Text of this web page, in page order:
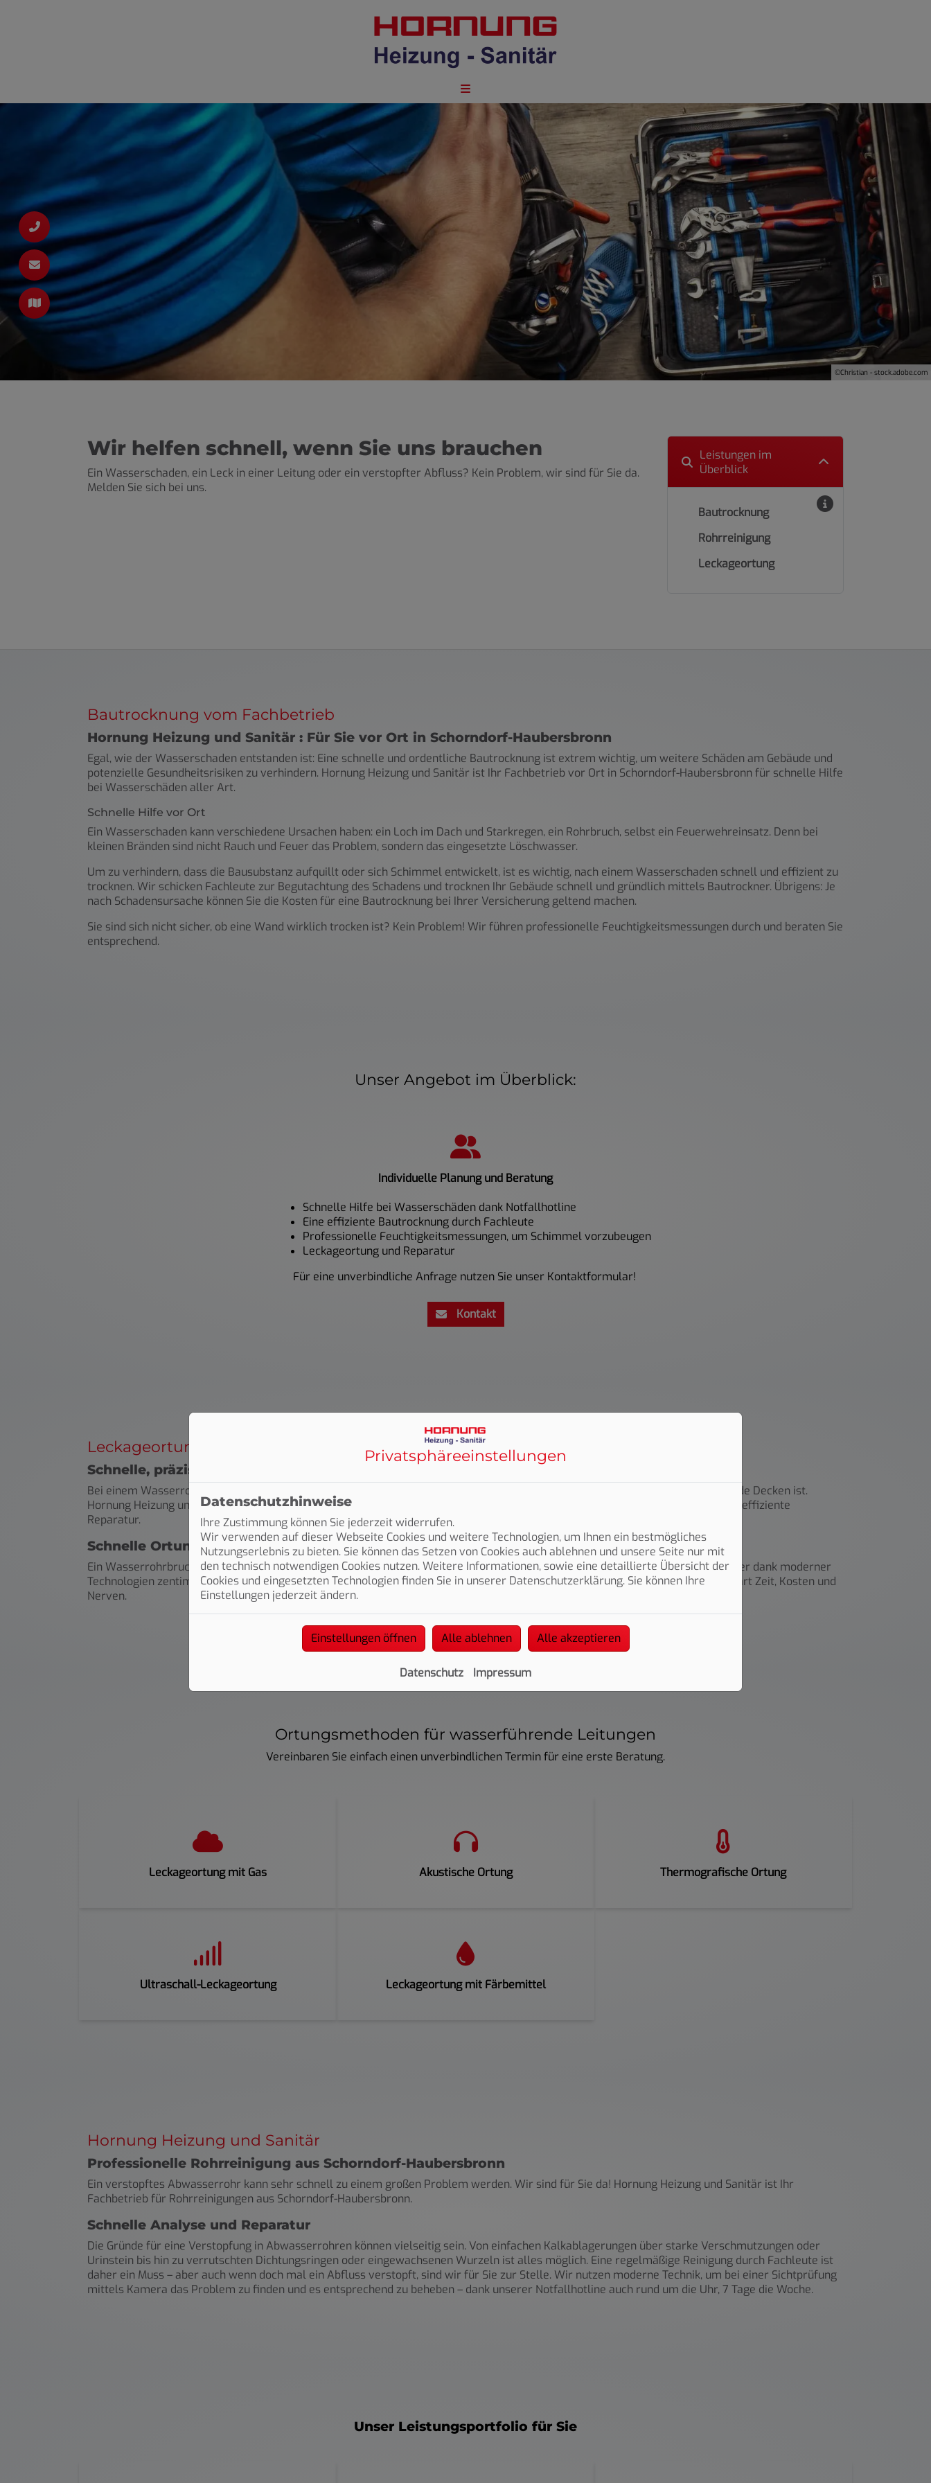
©Christian - stock.adobe.com
Wir helfen schnell, wenn Sie uns brauchen
Ein Wasserschaden, ein Leck in einer Leitung oder ein verstopfter Abfluss? Kein Problem, wir sind für Sie da.
Melden Sie sich bei uns.
Leistungen im
Überblick
Bautrocknung
Rohrreinigung
Leckageortung
Bautrocknung vom Fachbetrieb
Hornung Heizung und Sanitär : Für Sie vor Ort in Schorndorf-Haubersbronn
Egal, wie der Wasserschaden entstanden ist: Eine schnelle und ordentliche Bautrocknung ist extrem wichtig, um weitere Schäden am Gebäude und
potenzielle Gesundheitsrisiken zu verhindern. Hornung Heizung und Sanitär ist Ihr Fachbetrieb vor Ort in Schorndorf-Haubersbronn für schnelle Hilfe
bei Wasserschäden aller Art.
Schnelle Hilfe vor Ort
Ein Wasserschaden kann verschiedene Ursachen haben: ein Loch im Dach und Starkregen, ein Rohrbruch, selbst ein Feuerwehreinsatz. Denn bei
kleinen Bränden sind nicht Rauch und Feuer das Problem, sondern das eingesetzte Löschwasser.
Um zu verhindern, dass die Bausubstanz aufquillt oder sich Schimmel entwickelt, ist es wichtig, nach einem Wasserschaden schnell und effizient zu
trocknen. Wir schicken Fachleute zur Begutachtung des Schadens und trocknen Ihr Gebäude schnell und gründlich mittels Bautrockner. Übrigens: Je
nach Schadensursache können Sie die Kosten für eine Bautrocknung bei Ihrer Versicherung geltend machen.
Sie sind sich nicht sicher, ob eine Wand wirklich trocken ist? Kein Problem! Wir führen professionelle Feuchtigkeitsmessungen durch und beraten Sie
entsprechend.
Unser Angebot im Überblick:
Individuelle Planung und Beratung
Schnelle Hilfe bei Wasserschäden dank Notfallhotline
Eine effiziente Bautrocknung durch Fachleute
Professionelle Feuchtigkeitsmessungen, um Schimmel vorzubeugen
Leckageortung und Reparatur
Für eine unverbindliche Anfrage nutzen Sie unser Kontaktformular!
Kontakt
Leckageortung von Hornung Heizung und Sanitär
Schnelle, präzise Hilfe aus Schorndorf-Haubersbronn
Bei einem Wasserrohrbruch muss es schnell gehen. Aber nicht immer sieht man, wo die Ursache für nasse Wände oder tropfende Decken ist.
Hornung Heizung und Sanitär ist Ihr lokaler Fachbetrieb aus Schorndorf-Haubersbronn für eine schnelle Leckageortung und eine effiziente
Reparatur.
Schnelle Ortung, saubere Reparatur
Ein Wasserrohrbruch ist schon Stress genug, da muss nicht noch die halbe Wand eingerissen werden. Wir orten die Leckage daher dank moderner
Technologien zentimetergenau – so müssen zum Beispiel nur die Fliesen entfernt werden, die auch wirklich im Weg sind. Das spart Zeit, Kosten und
Nerven.
Ortungsmethoden für wasserführende Leitungen
Vereinbaren Sie einfach einen unverbindlichen Termin für eine erste Beratung.
Leckageortung mit Gas Akustische Ortung Thermografische Ortung
Ultraschall-Leckageortung Leckageortung mit Färbemittel
Hornung Heizung und Sanitär
Professionelle Rohrreinigung aus Schorndorf-Haubersbronn
Ein verstopftes Abwasserrohr kann sehr schnell zu einem großen Problem werden. Wir sind für Sie da! Hornung Heizung und Sanitär ist Ihr
Fachbetrieb für Rohrreinigungen aus Schorndorf-Haubersbronn.
Schnelle Analyse und Reparatur
Die Gründe für eine Verstopfung in Abwasserrohren können vielseitig sein. Von einfachen Kalkablagerungen über starke Verschmutzungen oder
Urinstein bis hin zu verrutschten Dichtungsringen oder eingewachsenen Wurzeln ist alles möglich. Eine regelmäßige Reinigung durch Fachleute ist
daher ein Muss – aber auch wenn doch mal ein Abfluss verstopft, sind wir für Sie zur Stelle. Wir nutzen moderne Technik, um bei einer Sichtprüfung
mittels Kamera das Problem zu finden und es entsprechend zu beheben – dank unserer Notfallhotline auch rund um die Uhr, 7 Tage die Woche.
Unser Leistungsportfolio für Sie
schließen
schließen
Privatsphäre­einstellungen
Datenschutzhinweise
Ihre Zustimmung können Sie jederzeit widerrufen.
Wir verwenden auf dieser Webseite Cookies und weitere Technologien, um Ihnen ein bestmögliches
Nutzungserlebnis zu bieten. Sie können das Setzen von Cookies auch ablehnen und unsere Seite nur mit
den technisch notwendigen Cookies nutzen. Weitere Informationen, sowie eine detaillierte Übersicht der
Cookies und eingesetzten Technologien finden Sie in unserer Datenschutzerklärung. Sie können Ihre
Einstellungen jederzeit ändern.
Einstellungen öffnen Alle ablehnen Alle akzeptieren
Datenschutz Impressum